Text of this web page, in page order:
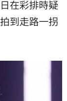
在彩排時疑
到走路一拐